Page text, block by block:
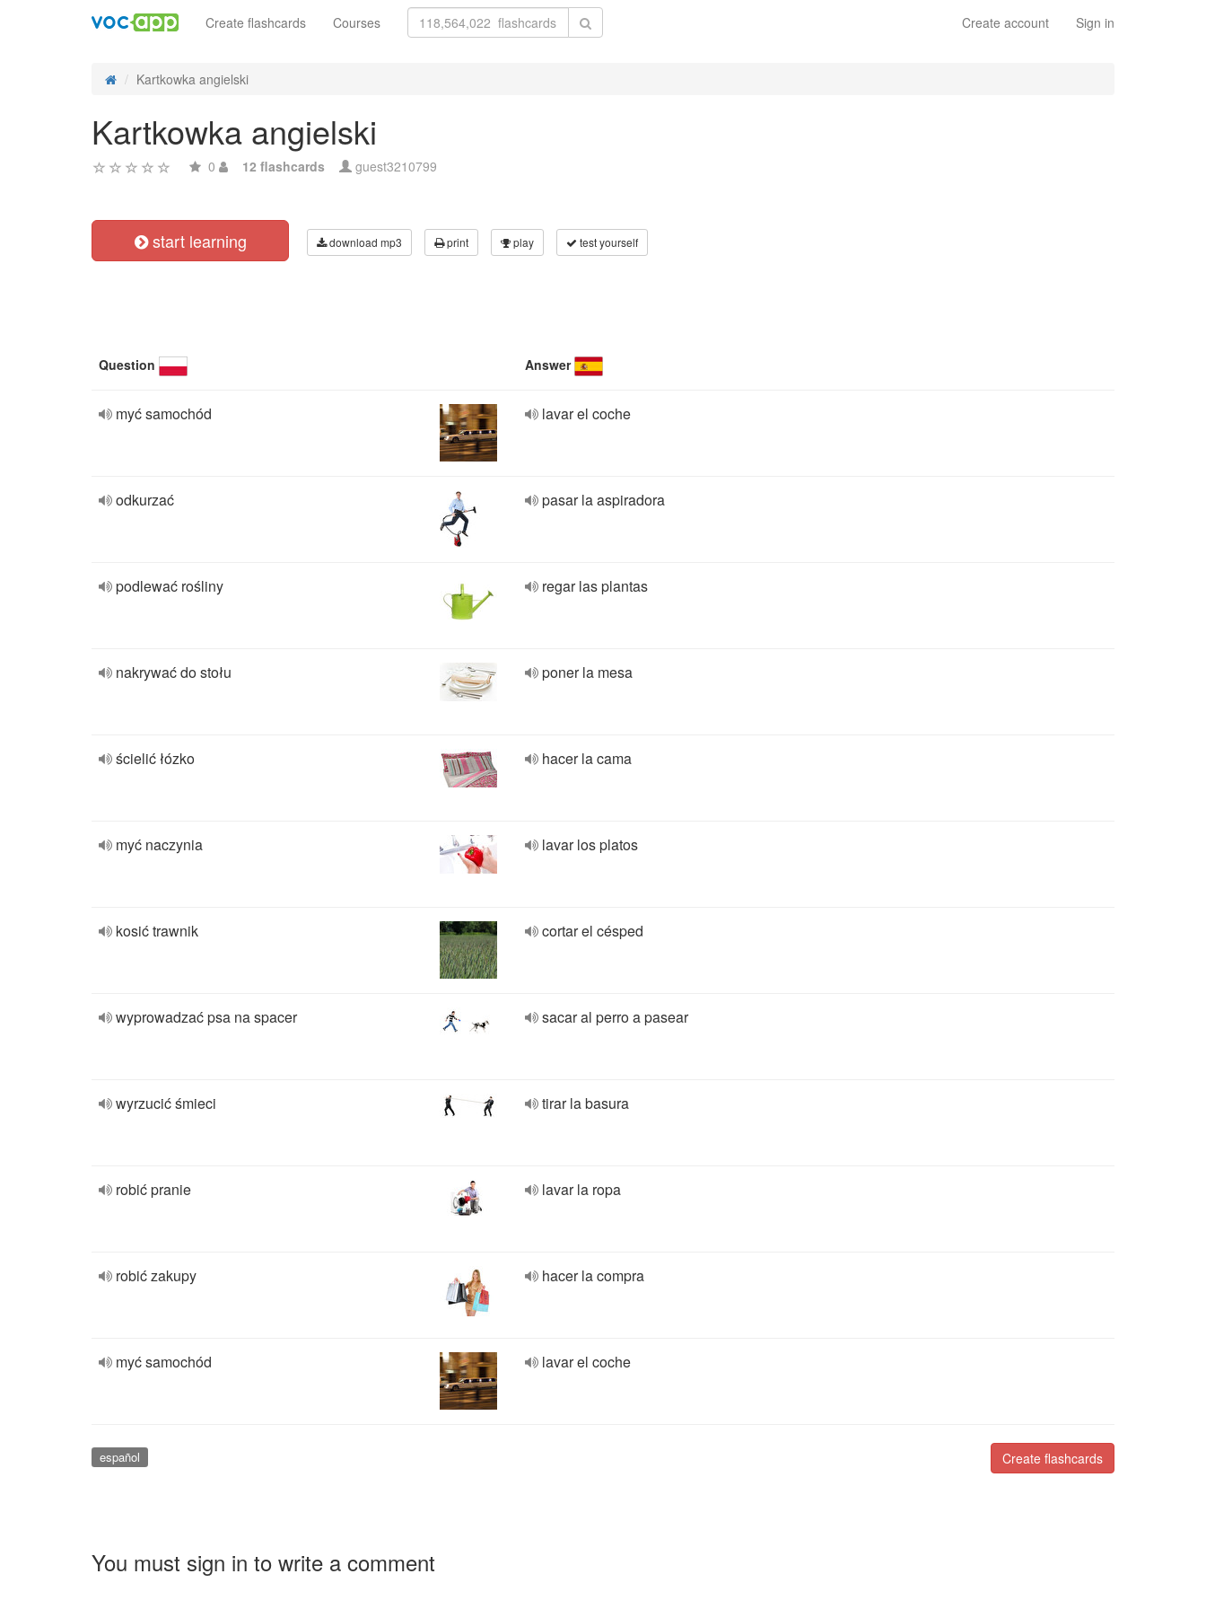
Create account Sign in
Create flashcards Courses
Kartkowka angielski
Kartkowka angielski
0 12 flashcards guest3210799
start learning download mp3 print play test yourself
Question Answer
myć samochód lavar el coche
odkurzać pasar la aspiradora
podlewać rośliny regar las plantas
nakrywać do stołu poner la mesa
ścielić łózko hacer la cama
myć naczynia lavar los platos
kosić trawnik cortar el césped
wyprowadzać psa na spacer sacar al perro a pasear
wyrzucić śmieci tirar la basura
robić pranie lavar la ropa
robić zakupy hacer la compra
myć samochód lavar el coche
Create flashcards
español
You must sign in to write a comment